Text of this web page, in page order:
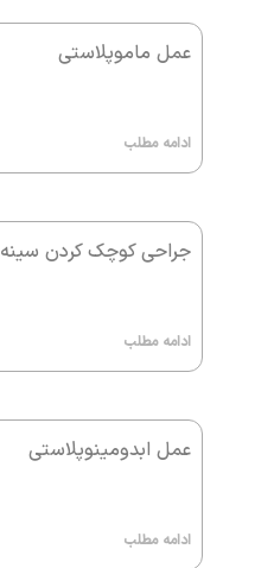
عمل ماموپلاستی
ادامه مطلب
جراحی کوچک کردن سینه
ادامه مطلب
عمل ابدومینوپلاستی
ادامه مطلب